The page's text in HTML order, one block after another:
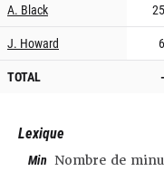
A. Black
25
J. Howard
6
TOTAL
-
Lexique
Min Nombre de